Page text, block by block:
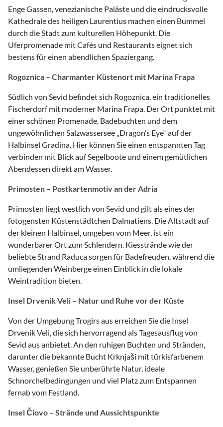
Enge Gassen, venezianische Paläste und die eindrucksvolle
Kathedrale des heiligen Laurentius machen einen Bummel
durch die Stadt zum kulturellen Höhepunkt. Die
Uferpromenade mit Cafés und Restaurants eignet sich
bestens für einen abendlichen Spaziergang.
Rogoznica – Charmanter Küstenort mit Marina Frapa
Südlich von Sevid befindet sich Rogoznica, ein traditionelles
Fischerdorf mit moderner Marina Frapa. Der Ort punktet mit
einer schönen Promenade, Badebuchten und dem
ungewöhnlichen Salzwassersee „Dragon’s Eye“ auf der
Halbinsel Gradina. Hier können Sie einen entspannten Tag
verbinden mit Blick auf Segelboote und einem gemütlichen
Abendessen direkt am Wasser.
Primosten – Postkartenmotiv an der Adria
Primosten liegt westlich von Sevid und gilt als eines der
fotogensten Küstenstädtchen Dalmatiens. Die Altstadt auf
der kleinen Halbinsel, umgeben vom Meer, ist ein
wunderbarer Ort zum Schlendern. Kiesstrände wie der
beliebte Strand Raduca sorgen für Badefreuden, während die
umliegenden Weinberge einen Einblick in die lokale
Weintradition bieten.
Insel Drvenik Veli – Natur und Ruhe vor der Küste
Von der Umgebung Trogirs aus erreichen Sie die Insel
Drvenik Veli, die sich hervorragend als Tagesausflug von
Sevid aus anbietet. An den ruhigen Buchten und Stränden,
darunter die bekannte Bucht Krknjaši mit türkisfarbenem
Wasser, genießen Sie unberührte Natur, ideale
Schnorchelbedingungen und viel Platz zum Entspannen
fernab vom Festland.
Insel Čiovo – Strände und Aussichtspunkte